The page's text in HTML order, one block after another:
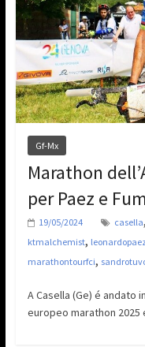
Gf-Mx
Marathon
per Paez e
19/05/2024 casella,
ktmalchemist,
marathontourfci,
A Casella (Ge) é andato
europeo marathon 2025